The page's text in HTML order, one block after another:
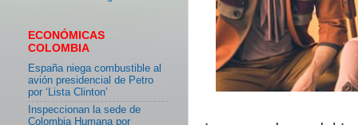
ECONÓMICAS
COLOMBIA
España niega combustible al
avión presidencial de Petro
por ‘Lista Clinton’
Inspeccionan la sede de
Colombia Humana por